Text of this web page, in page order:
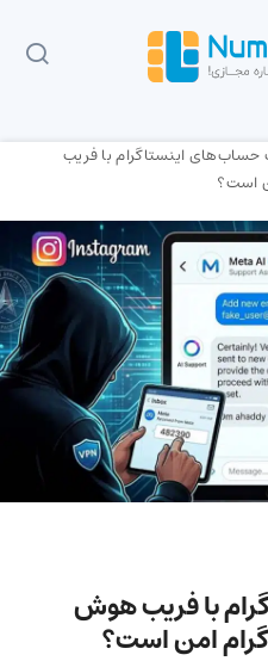
اینستاگرام با فریب
است؟
با فریب هوش
امن است؟